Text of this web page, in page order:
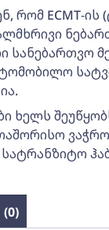
რომ ECMT-
ხელს
0)